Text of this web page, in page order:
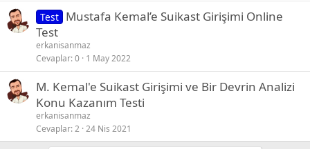
Test Mustafa Kemal’e Suikast Girişimi Online
Test
erkanisanmaz
Cevaplar 0 1 May 2022
M. Kemal'e Suikast Girişimi ve Bir Devrin Analizi
Konu Kazanım Testi
erkanisanmaz
Cevaplar 2 24 Nis 2021